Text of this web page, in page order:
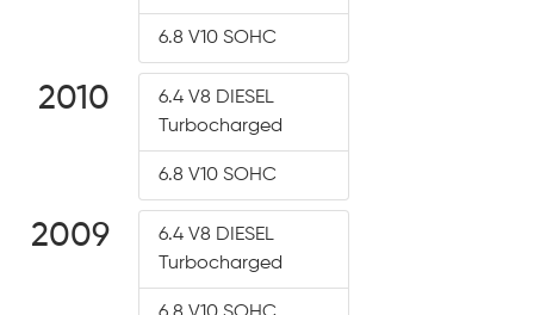
6.8 V10 SOHC
2010
6.4 V8 DIESEL
Turbocharged
6.8 V10 SOHC
2009
6.4 V8 DIESEL
Turbocharged